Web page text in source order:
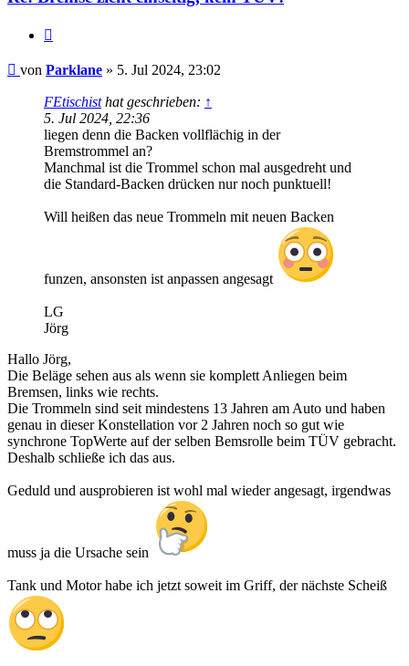
Beitrag
von Parklane » 5. Jul 2024, 23:02
FEtischisthat geschrieben: ↑
5. Jul 2024, 22:36
liegen denn die Backen vollflächig in der
Bremstrommel an?
Manchmal ist die Trommel schon mal ausgedreht und
die Standard-Backen drücken nur noch punktuell!
Will heißen das neue Trommeln mit neuen Backen
funzen, ansonsten ist anpassen angesagt
LG
Jörg
Hallo Jörg,
Die Beläge sehen aus als wenn sie komplett Anliegen beim
Bremsen, links wie rechts.
Die Trommeln sind seit mindestens 13 Jahren am Auto und haben
genau in dieser Konstellation vor 2 Jahren noch so gut wie
synchrone TopWerte auf der selben Bemsrolle beim TÜV gebracht.
Deshalb schließe ich das aus.
Geduld und ausprobieren ist wohl mal wieder angesagt, irgendwas
muss ja die Ursache sein
Tank und Motor habe ich jetzt soweit im Griff, der nächste Scheiß